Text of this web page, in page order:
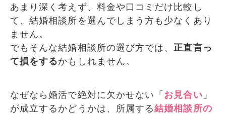
あまり深く考えず、料金や口コミだけ比較し
て、結婚相談所を選んでしまう方も少なくあり
ません。
でもそんな結婚相談所の選び方では、 正直言っ
て損をするかもしれません。
なぜなら婚活で絶対に欠かせない「お見合い 」
が成立するかどうかは、所属する結婚相談所の